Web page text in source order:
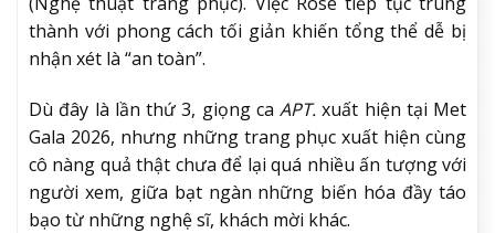
thành với phong cách tối giản khiến tổng thể dễ bị
nhận xét là “an toàn”.
Dù đây là lần thứ 3, giọng ca APT. xuất hiện tại Met
Gala 2026, nhưng những trang phục xuất hiện cùng
cô nàng quả thật chưa để lại quá nhiều ấn tượng với
người xem, giữa bạt ngàn những biến hóa đầy táo
bạo từ những nghệ sĩ, khách mời khác.